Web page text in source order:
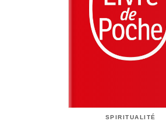
SPIRITUALITÉ